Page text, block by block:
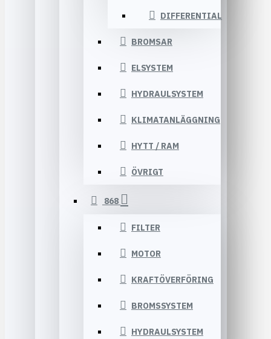
DIFFERENTIAL
BROMSAR
ELSYSTEM
HYDRAULSYSTEM
KLIMATANLÄGGNING
HYTT / RAM
ÖVRIGT
868
FILTER
MOTOR
KRAFTÖVERFÖRING
BROMSSYSTEM
HYDRAULSYSTEM